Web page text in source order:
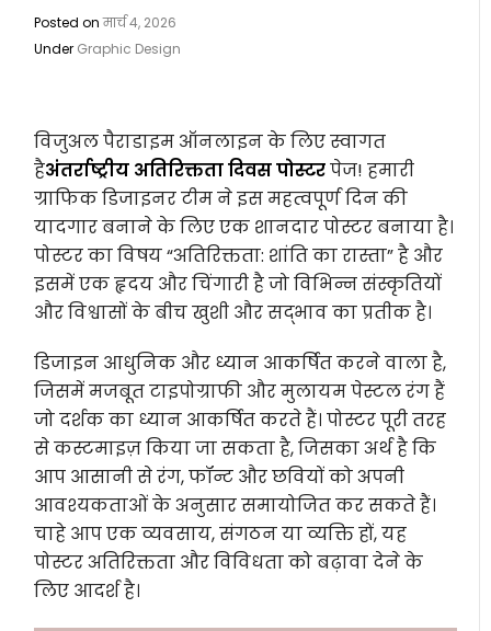
Posted onमार्च 4, 2026
Under Graphic Design
विजुअल पैराडाइम ऑनलाइन के लिए स्वागत
हैअंतर्राष्ट्रीय अतिरिक्तता दिवस पोस्टरपेज! हमारी
ग्राफिक डिजाइनर टीम ने इस महत्वपूर्ण दिन की
यादगार बनाने के लिए एक शानदार पोस्टर बनाया है।
पोस्टर का विषय “अतिरिक्तता: शांति का रास्ता” है और
इसमें एक हृदय और चिंगारी है जो विभिन्न संस्कृतियों
और विश्वासों के बीच खुशी और सद्भाव का प्रतीक है।
डिजाइन आधुनिक और ध्यान आकर्षित करने वाला है,
जिसमें मजबूत टाइपोग्राफी और मुलायम पेस्टल रंग हैं
जो दर्शक का ध्यान आकर्षित करते हैं। पोस्टर पूरी तरह
से कस्टमाइज़ किया जा सकता है, जिसका अर्थ है कि
आप आसानी से रंग, फॉन्ट और छवियों को अपनी
आवश्यकताओं के अनुसार समायोजित कर सकते हैं।
चाहे आप एक व्यवसाय, संगठन या व्यक्ति हों, यह
पोस्टर अतिरिक्तता और विविधता को बढ़ावा देने के
लिए आदर्श है।